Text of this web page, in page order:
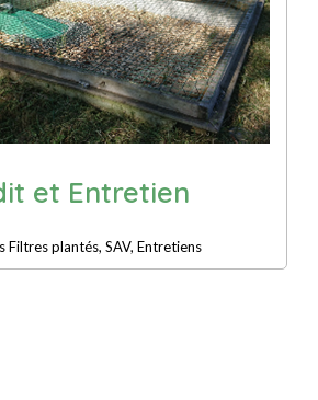
et Entretien
Filtres plantés, SAV, Entretiens